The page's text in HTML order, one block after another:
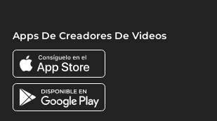
Apps De Creadores De Videos